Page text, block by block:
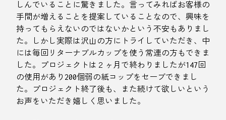
しんでいることに驚きました。言ってみればお客様の
手間が増えることを提案していることなので、興味を
持ってもらえないのではないかという不安もありまし
た。しかし実際は沢山の方にトライしていただき、中
には毎回リターナブルカップを使う常連の方もできま
した。プロジェクトは２ヶ月で終わりましたが147回
の使用があり200個弱の紙コップをセーブできまし
た。プロジェクト終了後も、また続けて欲しいという
お声をいただき嬉しく思いました。